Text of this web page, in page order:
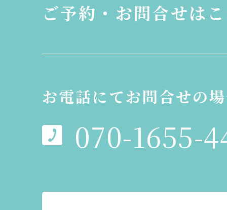
ご予約・お問合せは
お電話にてお問合せの
070-1655-